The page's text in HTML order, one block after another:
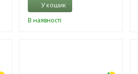
У кошик
В наявності